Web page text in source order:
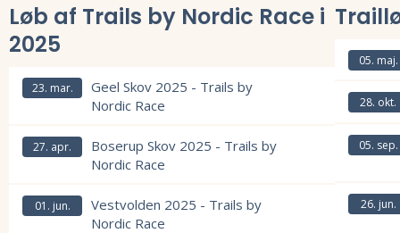
Løb af Trails by Nordic Race i
2025
23. mar.
Geel Skov 2025 - Trails by
Nordic Race
Læs mere om Geel Skov 2025 - Trails by Nordic Race og se
27. apr.
Boserup Skov 2025 - Trails by
Nordic Race
Læs mere om Boserup Skov 2025 - Trails by Nordic Race og se
01. jun.
Vestvolden 2025 - Trails by
Nordic Race
05. maj.
28. okt.
05. sep.
26. jun.